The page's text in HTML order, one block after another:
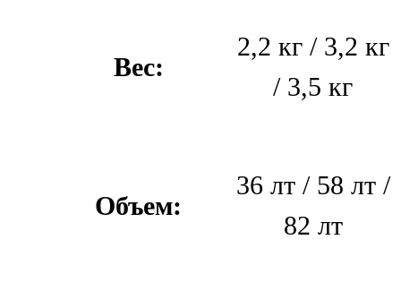
Вес:
2,2 кг / 3,2 кг
/ 3,5 кг
Объем:
36 лт / 58 лт /
82 лт